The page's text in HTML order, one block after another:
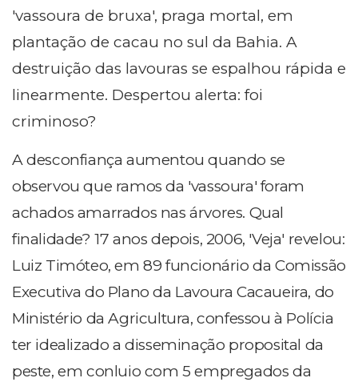
'vassoura de bruxa', praga mortal, em
plantação de cacau no sul da Bahia. A
destruição das lavouras se espalhou rápida e
linearmente. Despertou alerta: foi
criminoso?
A desconfiança aumentou quando se
observou que ramos da 'vassoura' foram
achados amarrados nas árvores. Qual
finalidade? 17 anos depois, 2006, 'Veja' revelou:
Luiz Timóteo, em 89 funcionário da Comissão
Executiva do Plano da Lavoura Cacaueira, do
Ministério da Agricultura, confessou à Polícia
ter idealizado a disseminação proposital da
peste, em conluio com 5 empregados da